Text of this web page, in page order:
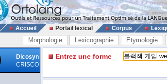
Accueil Portail lexical Corpus
Morphologie Lexicographie Etymologie
Dicosyn
CRISCO
Entrez une forme